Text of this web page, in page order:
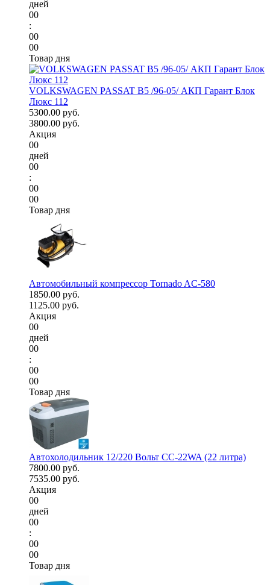
дней
00
:
00
00
Товар дня
VOLKSWAGEN PASSAT B5 /96-05/ АКП Гарант Блок
Люкс 112
5300.00 руб.
3800.00 руб.
Акция
00
дней
00
:
00
00
Товар дня
Автомобильный компрессор Tornado AC-580
1850.00 руб.
1125.00 руб.
Акция
00
дней
00
:
00
00
Товар дня
Автохолодильник 12/220 Вольт CC-22WA (22 литра)
7800.00 руб.
7535.00 руб.
Акция
00
дней
00
:
00
00
Товар дня